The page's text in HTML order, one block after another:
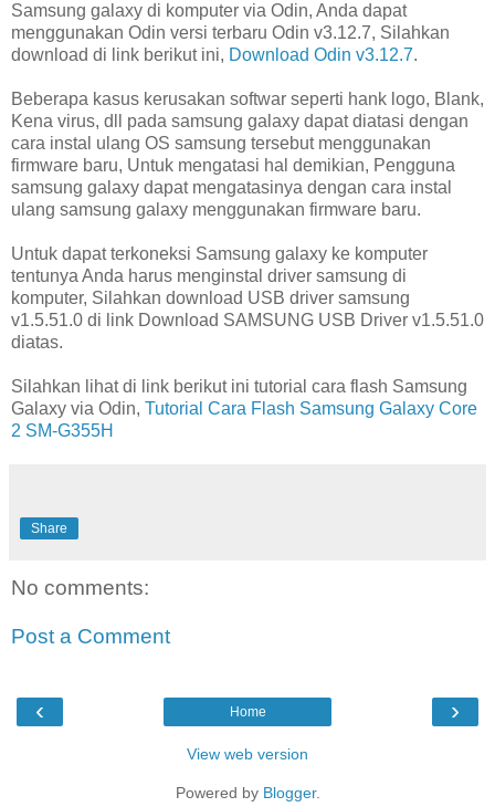
Samsung galaxy di komputer via Odin, Anda dapat
menggunakan Odin versi terbaru Odin v3.12.7, Silahkan
download di link berikut ini, Download Odin v3.12.7.
Beberapa kasus kerusakan softwar seperti hank logo, Blank,
Kena virus, dll pada samsung galaxy dapat diatasi dengan
cara instal ulang OS samsung tersebut menggunakan
firmware baru, Untuk mengatasi hal demikian, Pengguna
samsung galaxy dapat mengatasinya dengan cara instal
ulang samsung galaxy menggunakan firmware baru.
Untuk dapat terkoneksi Samsung galaxy ke komputer
tentunya Anda harus menginstal driver samsung di
komputer, Silahkan download USB driver samsung
v1.5.51.0 di link Download SAMSUNG USB Driver v1.5.51.0
diatas.
Silahkan lihat di link berikut ini tutorial cara flash Samsung
Galaxy via Odin, Tutorial Cara Flash Samsung Galaxy Core
2 SM-G355H
Share
No comments:
Post a Comment
‹ ›
Home
View web version
Powered by Blogger.